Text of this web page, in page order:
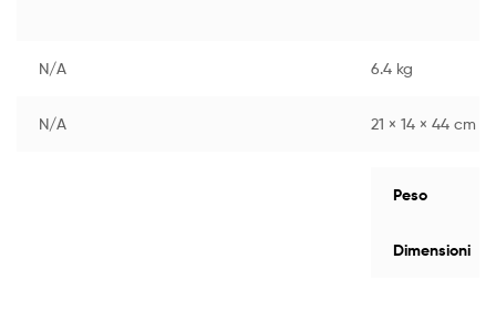
N/A 6.4 kg
N/A 21 × 14 × 44 cm
Peso
Dimensioni